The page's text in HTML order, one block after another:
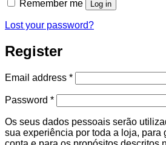
Remember me Log in
Lost your password?
Register
Email address *Required
Password *Required
Os seus dados pessoais serão
sua experiência por toda a loja, para